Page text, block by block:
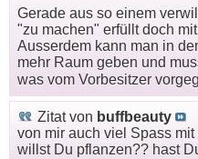
Gerade aus so einem
"zu machen" erfüllt doch
Ausserdem kann man in
mehr Raum geben und
was vom Vorbesitzer
Zitat von buffbeauty
von mir auch viel Spass
willst Du pflanzen?? hast